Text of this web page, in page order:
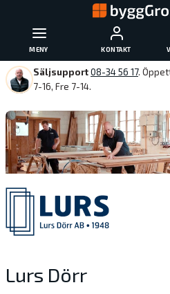
MENY KONTAKT
Säljsupport08-34 56 17.
7-16, Fre 7-14.
Lurs Dörr